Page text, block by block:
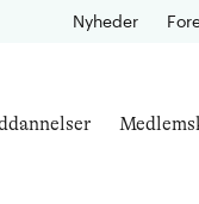
Nyheder